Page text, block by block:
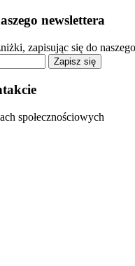
newslettera
zapisując się do
Zapisz się
społecznościowych